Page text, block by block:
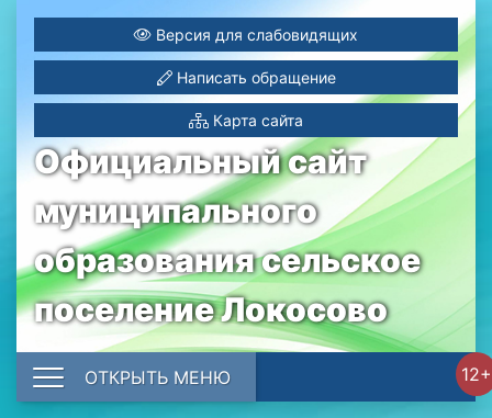
Официальный сайт
муниципального
образования сельское
поселение Локосово
Версия для слабовидящих
Написать обращение
Карта сайта
12+
ОТКРЫТЬ МЕНЮ